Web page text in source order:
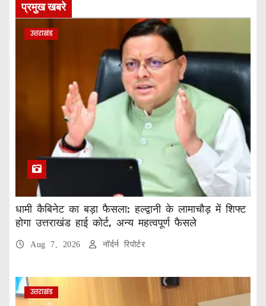
प्रमुख खबरे
उत्तराखंड
धामी कैबिनेट का बड़ा फैसला: हल्द्वानी के लामाचौड़ में शिफ्ट
होगा उत्तराखंड हाई कोर्ट, अन्य महत्वपूर्ण फैसले
Aug 7, 2026 नॉर्दर्न रिपोर्टर
उत्तराखंड